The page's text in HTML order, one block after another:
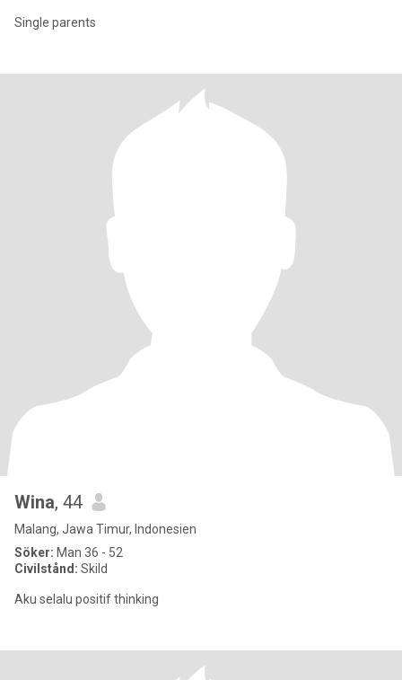
Single parents
Wina, 44
Malang, Jawa Timur, Indonesien
Söker: Man 36 - 52
Civilstånd: Skild
Aku selalu positif thinking